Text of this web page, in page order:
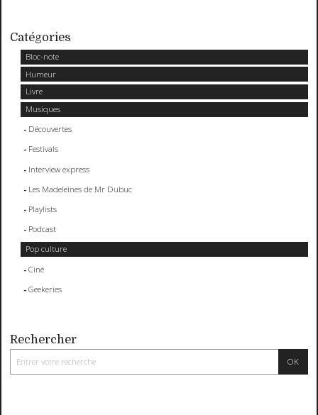
Catégories
Bloc-note
Humeur
Livre
Musiques
Découvertes
Festivals
Interview express
Les Madeleines de Mr Dubuc
Playlists
Podcast
Pop culture
Ciné
Geekeries
Rechercher